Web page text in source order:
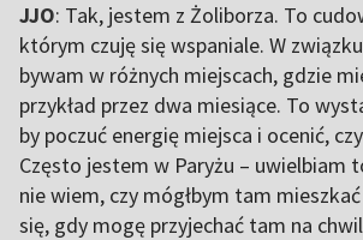
JJO: Tak, jestem z Żoliborza. To
którym czuję się wspaniale. W
bywam w różnych miejscach, gdzie
przykład przez dwa miesiące. To
by poczuć energię miejsca i ocenić,
Często jestem w Paryżu – uwielbiam
nie wiem, czy mógłbym tam mieszkać
się, gdy mogę przyjechać tam na